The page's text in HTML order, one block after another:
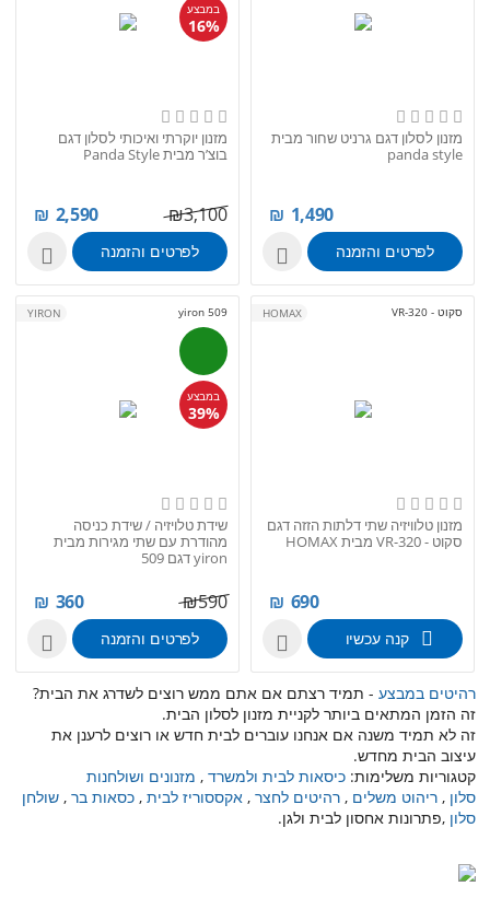
מזנון לסלון דגם גרניט שחור מבית
panda style
1,490
₪
לפרטים והזמנה 
במבצע
16%
מזנון יוקרתי ואיכותי לסלון דגם
בוצ’ר מבית Panda Style
3,100
₪
2,590
₪
לפרטים והזמנה 
סקוט - VR-320 HOMAX
מזנון טלוויזיה שתי דלתות הזזה דגם
סקוט - VR-320 מבית HOMAX
690
₪
קנה עכשיו 
yiron 509
במבצע
39%
YIRON
שידת טלויזיה / שידת כניסה
מהודרת עם שתי מגירות מבית
yiron דגם 509
590
₪
360
₪
לפרטים והזמנה 
רהיטים במבצע - תמיד רצתם אם אתם ממש רוצים לשדרג את הבית?
זה הזמן המתאים ביותר לקניית מזנון לסלון הבית.
זה לא תמיד משנה אם אנחנו עוברים לבית חדש או רוצים לרענן את
עיצוב הבית מחדש.
קטגוריות משלימות: כיסאות לבית ולמשרד , מזנונים ושולחנות
סלון , ריהוט משלים , רהיטים לחצר , אקססוריז לבית , כסאות בר , שולחן
סלון ,פתרונות אחסון לבית ולגן.